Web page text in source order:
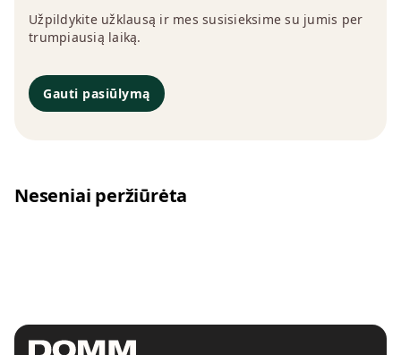
Užpildykite užklausą ir mes susisieksime su jumis per
trumpiausią laiką.
Gauti pasiūlymą
Neseniai peržiūrėta